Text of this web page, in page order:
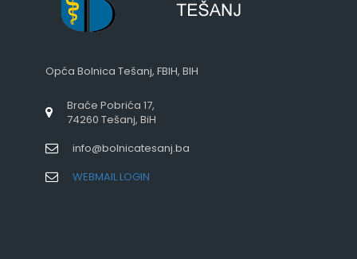
Opća Bolnica Tešanj, FBIH, BIH
Braće Pobrića 17,
74260 Tešanj, BiH
info@bolnicatesanj.ba
WEBMAIL LOGIN